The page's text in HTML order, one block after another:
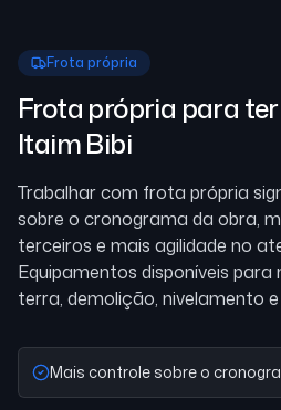
Frota própria
Frota própria para
Itaim Bibi
Trabalhar com frota própria
sobre o cronograma da obra,
terceiros e mais agilidade no
Equipamentos disponíveis
terra, demolição, nivelamento
Mais controle sobre o